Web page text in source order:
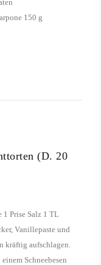
150 g
(D. 20
Prise Salz 1 TL
Vanillepaste und
kräftig aufschlagen.
Schneebesen